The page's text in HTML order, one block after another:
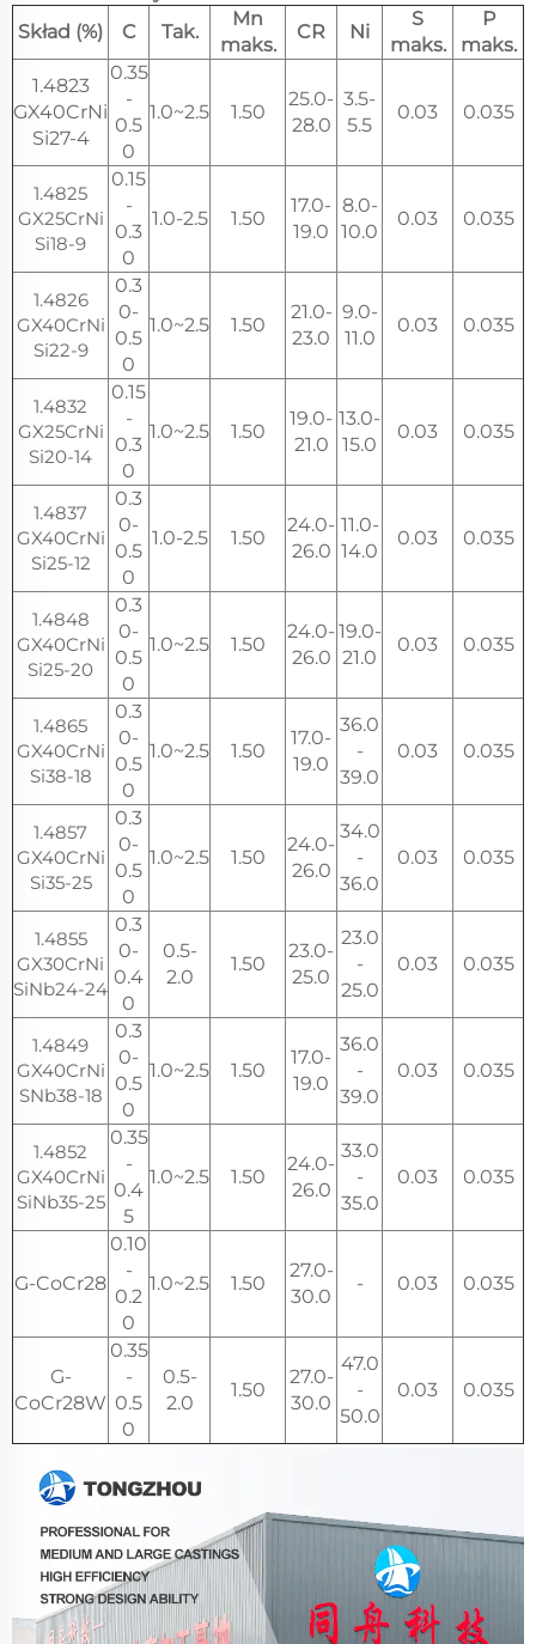
Skład (%)
C Tak.
Mn
maks.
CR Ni
S
maks.
P
maks.
1.4823
GX40CrNi
Si27-4
0.35
-
0.5
0
1.0~2.5 1.50
25.0-
28.0
3.5-
5.5
0.03 0.035
1.4825
GX25CrNi
Si18-9
0.15
-
0.3
0
1.0-2.5 1.50
17.0-
19.0
8.0-
10.0
0.03 0.035
1.4826
GX40CrNi
Si22-9
0.3
0-
0.5
0
1.0~2.5 1.50
21.0-
23.0
9.0-
11.0
0.03 0.035
1.4832
GX25CrNi
Si20-14
0.15
-
0.3
0
1.0~2.5 1.50
19.0-
21.0
13.0-
15.0
0.03 0.035
1.4837
GX40CrNi
Si25-12
0.3
0-
0.5
0
1.0-2.5 1.50
24.0-
26.0
11.0-
14.0
0.03 0.035
1.4848
GX40CrNi
Si25-20
0.3
0-
0.5
0
1.0~2.5 1.50
24.0-
26.0
19.0-
21.0
0.03 0.035
1.4865
GX40CrNi
Si38-18
0.3
0-
0.5
0
1.0~2.5 1.50
17.0-
19.0
36.0
-
39.0
0.03 0.035
1.4857
GX40CrNi
Si35-25
0.3
0-
0.5
0
1.0~2.5 1.50
24.0-
26.0
34.0
-
36.0
0.03 0.035
1.4855
GX30CrNi
SiNb24-24
0.3
0-
0.4
0
0.5-
2.0
1.50
23.0-
25.0
23.0
-
25.0
0.03 0.035
1.4849
GX40CrNi
SNb38-18
0.3
0-
0.5
0
1.0~2.5 1.50
17.0-
19.0
36.0
-
39.0
0.03 0.035
1.4852
GX40CrNi
SiNb35-25
0.35
-
0.4
5
1.0~2.5 1.50
24.0-
26.0
33.0
-
35.0
0.03 0.035
G-CoCr28
0.10
-
0.2
0
1.0~2.5 1.50
27.0-
30.0
- 0.03 0.035
G-
CoCr28W
0.35
-
0.5
0
0.5-
2.0
1.50
27.0-
30.0
47.0
-
50.0
0.03 0.035